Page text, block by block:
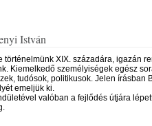
István
történelmünk XIX. századára, igazán
Kiemelkedő személyiségek egész
tudósok, politikusok. Jelen írásban
emeljük ki.
valóban a fejlődés útjára